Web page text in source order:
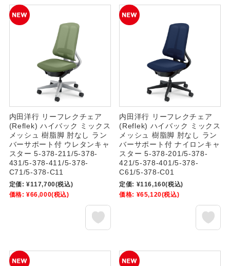
内田洋行 リーフレクチェア
(Reflek) ハイバック ミックス
メッシュ 樹脂脚 肘なし ラン
バーサポート付 ウレタンキャ
スター 5-378-211/5-378-
431/5-378-411/5-378-
C71/5-378-C11
定価: ¥117,700(税込)
価格: ¥66,000(税込)
内田洋行 リーフレクチェア
(Reflek) ハイバック ミックス
メッシュ 樹脂脚 肘なし ラン
バーサポート付 ナイロンキャ
スター 5-378-201/5-378-
421/5-378-401/5-378-
C61/5-378-C01
定価: ¥116,160(税込)
価格: ¥65,120(税込)